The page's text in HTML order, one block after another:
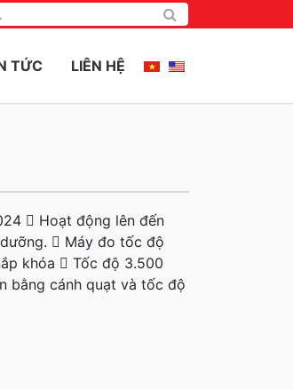
TỨC LIÊN HỆ
 Hoạt động lên đến
 Máy đo tốc độ
khóa  Tốc độ 3.500
bằng cánh quạt và tốc độ